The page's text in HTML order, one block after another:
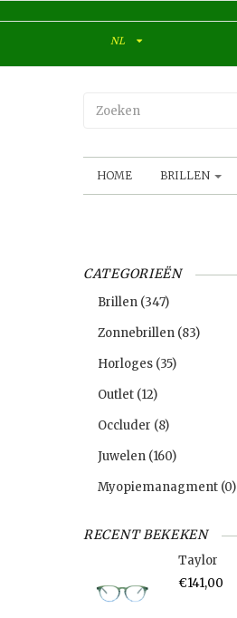
NL
HOME BRILLEN
CATEGORIEËN
Brillen (347)
Zonnebrillen (83)
Horloges (35)
Outlet (12)
Occluder (8)
Juwelen (160)
Myopiemanagment (0)
RECENT BEKEKEN
Taylor
€141,00